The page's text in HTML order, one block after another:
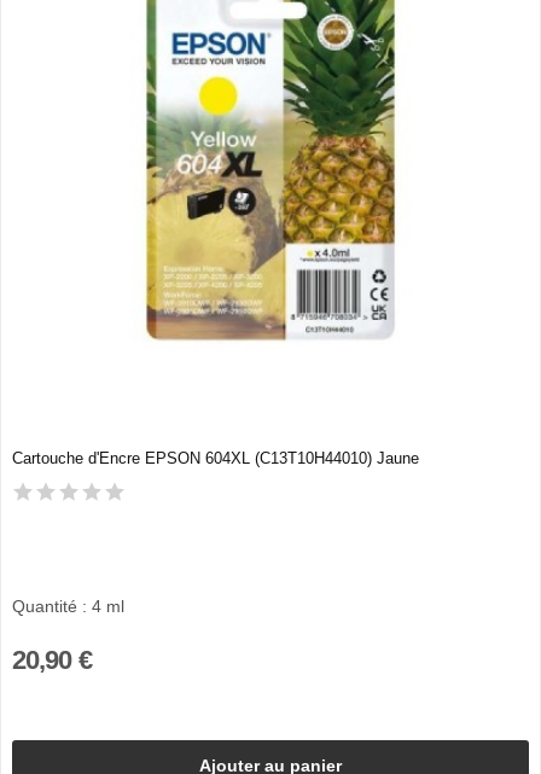
Cartouche d'Encre EPSON 604XL (C13T10H44010) Jaune
Quantité : 4 ml
20,90 €
Ajouter au panier